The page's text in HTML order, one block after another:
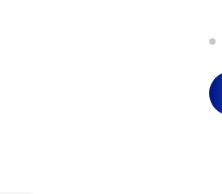
г. Липецк, Плехановское